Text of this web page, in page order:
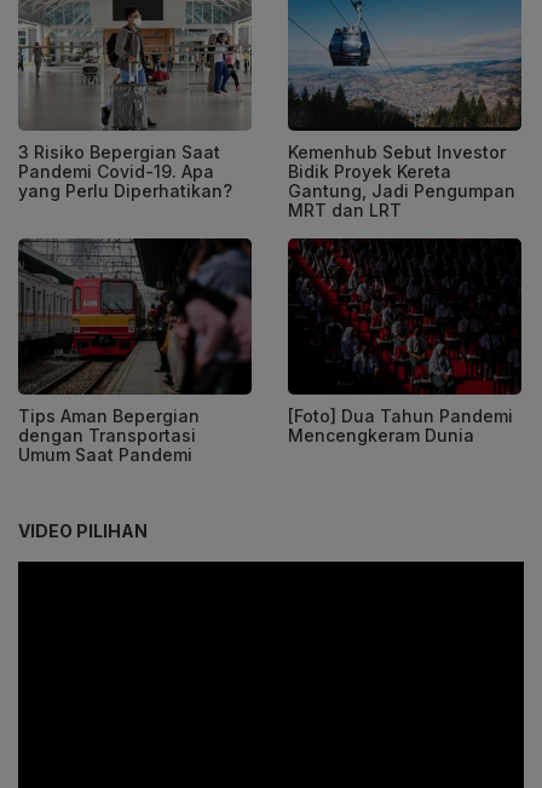
3 Risiko Bepergian Saat
Pandemi Covid-19. Apa
yang Perlu Diperhatikan?
Kemenhub Sebut Investor
Bidik Proyek Kereta
Gantung, Jadi Pengumpan
MRT dan LRT
Tips Aman Bepergian
dengan Transportasi
Umum Saat Pandemi
[Foto] Dua Tahun Pandemi
Mencengkeram Dunia
VIDEO PILIHAN